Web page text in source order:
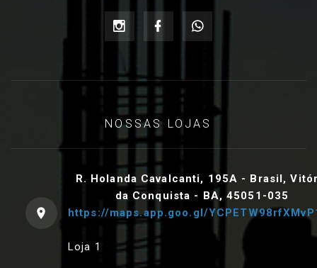
NOSSAS LOJAS
R. Holanda Cavalcanti, 195A - Brasil,
da Conquista - BA, 45051-035
https://maps.app.goo.gl/
Loja 1